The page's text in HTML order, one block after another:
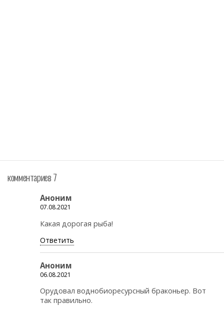
комментариев 7
Аноним
07.08.2021
Какая дорогая рыба!
Ответить
Аноним
06.08.2021
Орудовал воднобиоресурсный браконьер. Вот
так правильно.